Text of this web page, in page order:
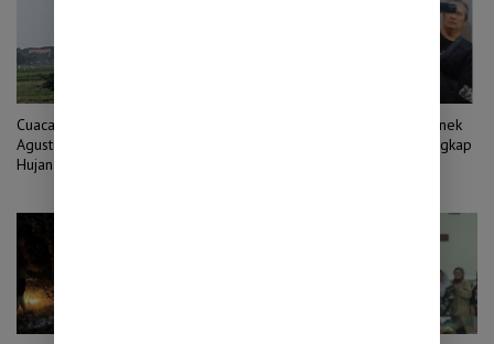
Cuaca Jawa Timur Sabtu 8
Agustus 2026, BMKG: Waspadai
Hujan di Sejumlah Wilayah
Tersangka Pembunuhan Nenek
79 Tahun di Pasuruan Ditangkap